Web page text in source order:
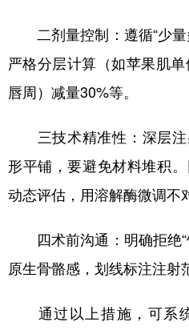
二剂量控制‌：遵循“少量
严格分层计算（如苹果肌
唇周）减量30%等。
三技术精准性‌：深层注
形平铺，要避免材料堆积‌
动态评估，用溶解酶微调不
四术前沟通‌：明确拒绝“
原生骨骼感，划线标注注射
通过以上措施，可系